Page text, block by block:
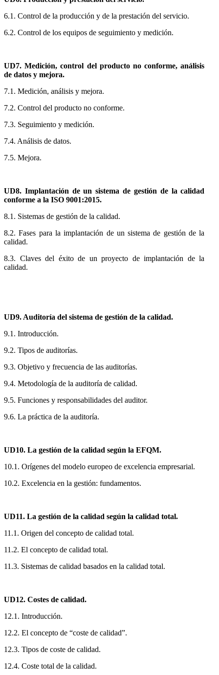
6.1. Control de la producción y de la prestación del servicio.
6.2. Control de los equipos de seguimiento y medición.
UD7. Medición, control del producto no conforme, análisis
de datos y mejora.
7.1. Medición, análisis y mejora.
7.2. Control del producto no conforme.
7.3. Seguimiento y medición.
7.4. Análisis de datos.
7.5. Mejora.
UD8. Implantación de un sistema de gestión de la calidad
conforme a la ISO 9001:2015.
8.1. Sistemas de gestión de la calidad.
8.2. Fases para la implantación de un sistema de gestión de la
calidad.
8.3. Claves del éxito de un proyecto de implantación de la
calidad.
UD9. Auditoría del sistema de gestión de la calidad.
9.1. Introducción.
9.2. Tipos de auditorías.
9.3. Objetivo y frecuencia de las auditorías.
9.4. Metodología de la auditoría de calidad.
9.5. Funciones y responsabilidades del auditor.
9.6. La práctica de la auditoría.
UD10. La gestión de la calidad según la EFQM.
10.1. Orígenes del modelo europeo de excelencia empresarial.
10.2. Excelencia en la gestión: fundamentos.
UD11. La gestión de la calidad según la calidad total.
11.1. Origen del concepto de calidad total.
11.2. El concepto de calidad total.
11.3. Sistemas de calidad basados en la calidad total.
UD12. Costes de calidad.
12.1. Introducción.
12.2. El concepto de “coste de calidad”.
12.3. Tipos de coste de calidad.
12.4. Coste total de la calidad.